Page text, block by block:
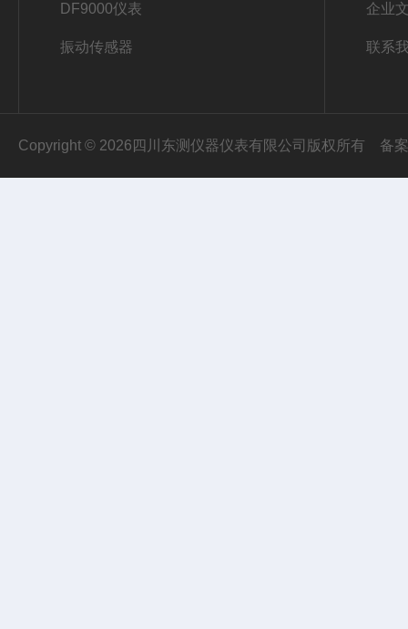
DF9000仪表
振动传感器
企业
联系
Copyright © 2026四川东测仪器仪表有限公司版权所有 备